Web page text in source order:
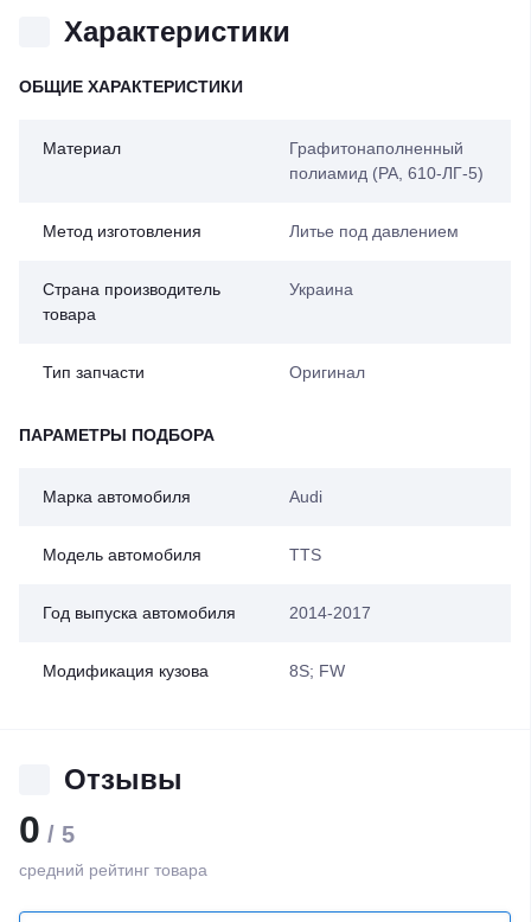
Характеристики
ОБЩИЕ ХАРАКТЕРИСТИКИ
Материал
Графитонаполненный
полиамид (PA, 610-ЛГ-5)
Метод изготовления Литье под давлением
Страна производитель
товара
Украина
Тип запчасти Оригинал
ПАРАМЕТРЫ ПОДБОРА
Марка автомобиля Audi
Модель автомобиля TTS
Год выпуска автомобиля 2014-2017
Модификация кузова 8S; FW
Отзывы
0 / 5
средний рейтинг товара